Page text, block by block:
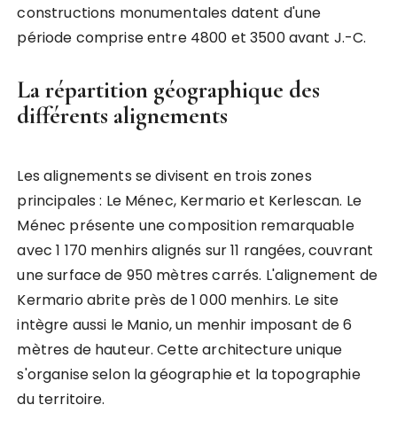
constructions monumentales datent d'une
période comprise entre 4800 et 3500 avant J.-C.
La répartition géographique des
différents alignements
Les alignements se divisent en trois zones
principales : Le Ménec, Kermario et Kerlescan. Le
Ménec présente une composition remarquable
avec 1 170 menhirs alignés sur 11 rangées, couvrant
une surface de 950 mètres carrés. L'alignement de
Kermario abrite près de 1 000 menhirs. Le site
intègre aussi le Manio, un menhir imposant de 6
mètres de hauteur. Cette architecture unique
s'organise selon la géographie et la topographie
du territoire.